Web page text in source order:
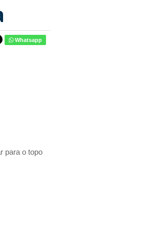
Whatsapp
para o topo